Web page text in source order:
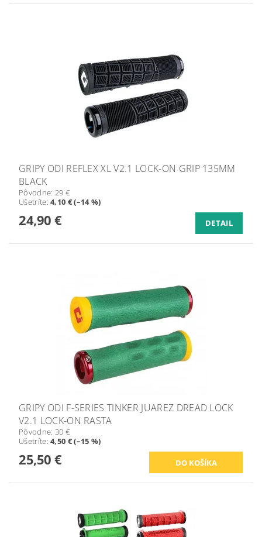
GRIPY ODI REFLEX XL V2.1 LOCK-ON GRIP 135MM
BLACK
Pôvodne: 29 €
Ušetríte:4,10 € (–14 %)
24,90 € DETAIL
GRIPY ODI F-SERIES TINKER JUAREZ DREAD LOCK
V2.1 LOCK-ON RASTA
Pôvodne: 30 €
Ušetríte:4,50 € (–15 %)
25,50 €